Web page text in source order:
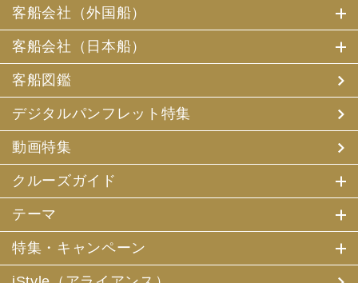
客船会社（外国船）
客船会社（日本船）
客船図鑑
デジタルパンフレット特集
動画特集
クルーズガイド
テーマ
特集・キャンペーン